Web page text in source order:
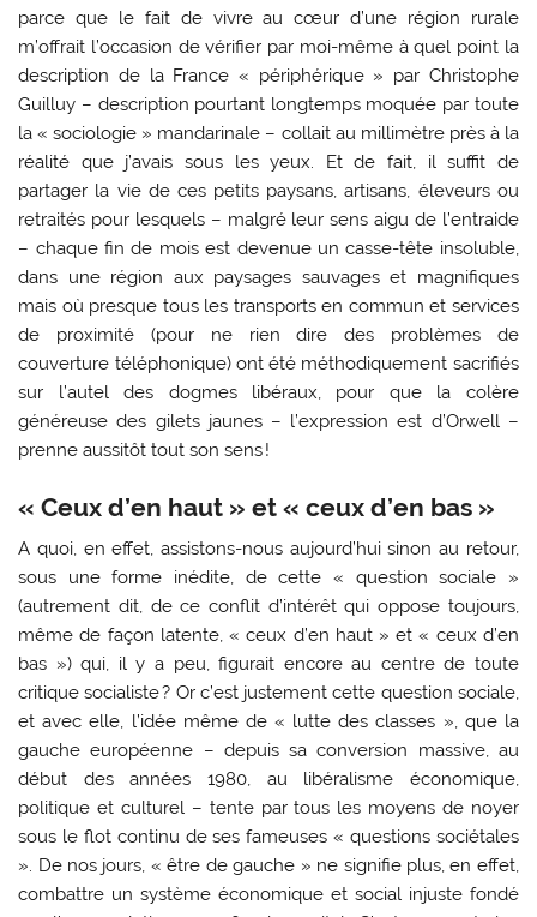
parce que le fait de vivre au cœur d’une région rurale
m’offrait l’occasion de vérifier par moi-même à quel point la
description de la France « périphérique » par Christophe
Guilluy – description pourtant longtemps moquée par toute
la « sociologie » mandarinale – collait au millimètre près à la
réalité que j’avais sous les yeux. Et de fait, il suffit de
partager la vie de ces petits paysans, artisans, éleveurs ou
retraités pour lesquels – malgré leur sens aigu de l’entraide
– chaque fin de mois est devenue un casse-tête insoluble,
dans une région aux paysages sauvages et magnifiques
mais où presque tous les transports en commun et services
de proximité (pour ne rien dire des problèmes de
couverture téléphonique) ont été méthodiquement sacrifiés
sur l’autel des dogmes libéraux, pour que la colère
généreuse des gilets jaunes – l’expression est d’Orwell –
prenne aussitôt tout son sens !
« Ceux d’en haut » et « ceux d’en bas »
A quoi, en effet, assistons-nous aujourd’hui sinon au retour,
sous une forme inédite, de cette « question sociale »
(autrement dit, de ce conflit d’intérêt qui oppose toujours,
même de façon latente, « ceux d’en haut » et « ceux d’en
bas ») qui, il y a peu, figurait encore au centre de toute
critique socialiste ? Or c’est justement cette question sociale,
et avec elle, l’idée même de « lutte des classes », que la
gauche européenne – depuis sa conversion massive, au
début des années 1980, au libéralisme économique,
politique et culturel – tente par tous les moyens de noyer
sous le flot continu de ses fameuses « questions sociétales
». De nos jours, « être de gauche » ne signifie plus, en effet,
combattre un système économique et social injuste fondé